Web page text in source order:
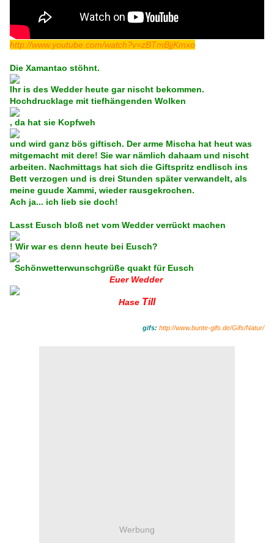
http://www.youtube.com/watch?v=zBTmBjjKmxo
Die Xamantao stöhnt.
Ihr is des Wedder heute gar nischt bekommen.
Hochdrucklage mit tiefhängenden Wolken
, da hat sie Kopfweh
und wird ganz bös giftisch. Der arme Mischa hat heut was
mitgemacht mit dere! Sie war nämlich dahaam und nischt
arbeiten. Nachmittags hat sich die Giftspritz endlisch ins
Bett verzogen und is drei Stunden später verwandelt, als
meine guude Xammi, wieder rausgekrochen.
Ach ja... ich lieb sie doch!
Lasst Eusch bloß net vom Wedder verrückt machen
! Wir war es denn heute bei Eusch?
Schönwetterwunschgrüße quakt für Eusch
Euer Wedder
Hase Till
gifs: http://www.bunte-gifs.de/Gifs/Natur/
Werbung